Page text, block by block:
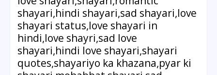
shayari,hindi shayari,sad shayari,love
shayari status,love shayari in
hindi,love shayri,sad love
shayari,hindi love shayari,shayari
quotes,shayariyo ka khazana,pyar ki